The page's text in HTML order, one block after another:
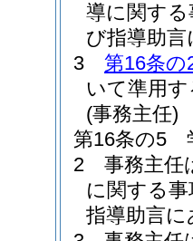
導に関す
び指導助
3
第16条の
いて準用
(事務主任)
第16条の5
2
事務主任
に関する
指導助言